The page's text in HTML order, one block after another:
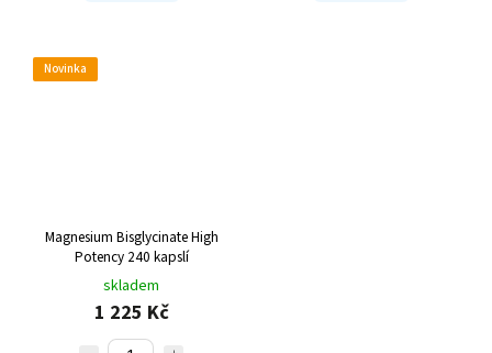
Novinka
Magnesium Bisglycinate High
Potency 240 kapslí
skladem
1 225 Kč